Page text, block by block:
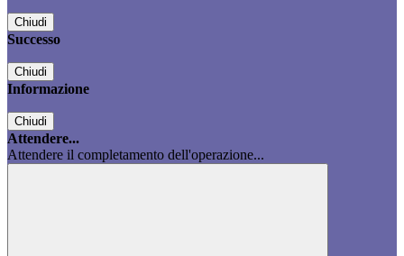
Chiudi
Successo
Chiudi
Informazione
Chiudi
Attendere...
Attendere il completamento dell'operazione...